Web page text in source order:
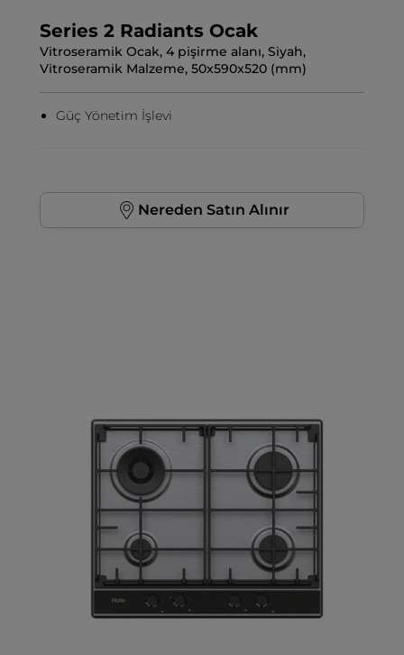
Series 2 Radiants Ocak
Vitroseramik Ocak, 4 pişirme alanı, Siyah,
Vitroseramik Malzeme, 50x590x520 (mm)
Güç Yönetim İşlevi
Nereden Satın Alınır